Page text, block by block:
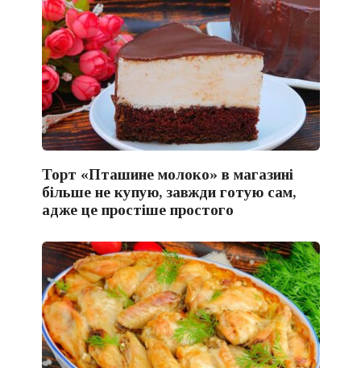
Торт «Пташине молоко» в магазині
більше не купую, завжди готую сам,
адже це простіше простого